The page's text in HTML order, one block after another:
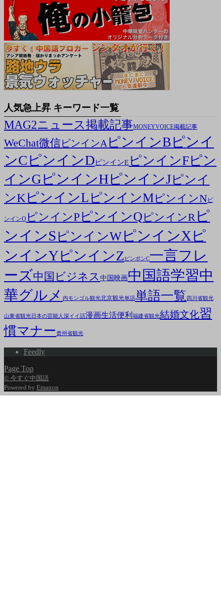
人気急上昇 キーワード一覧
MAG2ニュース掲載記事MONEYVOICE掲載記事
WeChat微信ピンインAピンインB ピンイ
ンC ピンインDピンインE ピンインFピン
インG ピンインHピンインJピンイ
ンK ピンインL ピンインMピンインNピ
ンインO ピンインP ピンインQ ピンインR ピ
ンインSピンインWピンインXピ
ンインYピンインZ ピンポンC一言フレ
ーズ中国ビジネス 中国映画中国語学習中
華グルメ
内モンゴル観光北京観光単語単語一覧 四川省観光
山東省観光日本の芸能人 深イイ話漫画生活便利 福建省観光結婚文化習
慣マナー貴州省観光
Feedly
Page Top
© 今すぐ中国語
Powered by Emanon